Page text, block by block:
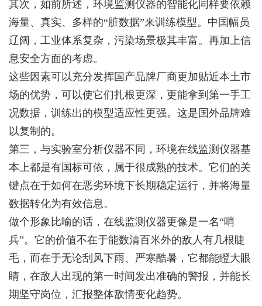
其次，如前所述，环境监测仪器的智能化同样要依赖
海量、真实、多样的“脏数据”来训练模型。中国幅员
辽阔，工业体系复杂，污染场景极其丰富。再加上信
息安全方面的考虑。
这些因素可以充分发挥国产品牌厂商更加贴近本土市
场的优势，可以使它们扎根更深，更能拿到第一手工
况数据，训练出的模型适应性更强。这是国外品牌难
以复制的。
第三，与实验室分析仪器不同，环境在线监测仪器基
本上都是有国标可依，属于很成熟的技术。它们的关
键点在于如何在恶劣环境下长期稳定运行，并将海量
数据转化为有效信息。
做个形象比喻的话，在线监测仪器更像是一名“哨
兵”。它的价值不在于能数清百米外的敌人有几根睫
毛，而在于无论刮风下雨、严寒酷暑，它都能瞪大眼
睛，在敌人出现的第一时间发出准确的警报，并能长
期坚守岗位，汇报整体敌情变化趋势。